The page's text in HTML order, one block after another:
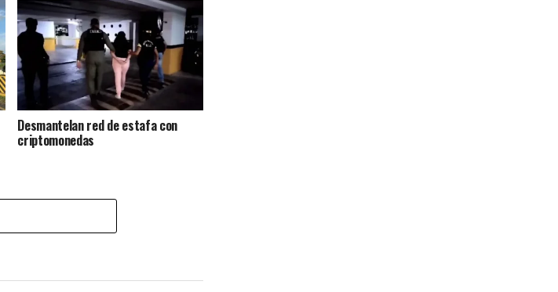
Desmantelan red de estafa con
criptomonedas